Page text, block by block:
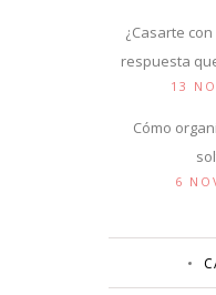
¿Casarte
respuesta
13
Cómo
6